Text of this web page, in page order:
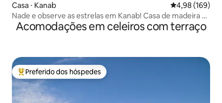
Casa ⋅ Kanab 4,98 de uma
4,98 (169)
Nade e observe as estrelas em Kanab! Casa de madeira e
estanho com 2 quartos e 2 banheiros
Acomodações em celeiros com terraço
Entre os melhores preferidos dos hóspedes
Preferido dos hóspedes